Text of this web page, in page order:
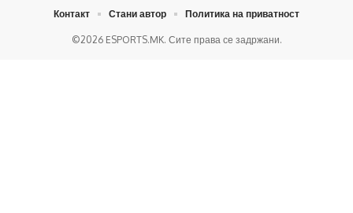
©2026 ESPORTS.MK. Сите права се задржани.
Контакт Стани автор Политика на приватност